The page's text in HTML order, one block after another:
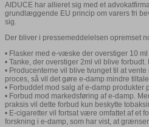
AIDUCE har allieret sig med et
grundlæggende EU princip om varers fri
sig.
Der bliver i pressemeddelelsen opremset
• Flasker med e-væske der overstiger 10
• Tanke, der overstiger 2ml vil blive
• Producenterne vil blive tvunget til at
proces, så vil det gøre e-damp mindre
• Forbuddet mod salg af e-damp
• Forbud mod markedsføring af e-damp.
praksis vil dette forbud kun beskytte
• E-cigaretter vil fortsat være omfattet af et
forskning i e-damp, som har vist, at